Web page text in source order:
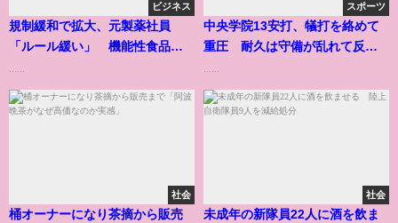
ビジネス
規制緩和で拡大、元製薬社員
「ルール緩い」 機能性食品ど
スポーツ
中央学院13安打、犠打を絡めて
重圧 耐久は守備が乱れて反撃
社会
桶オーナーになり茶摘から販売
社会
未成年の新隊員22人に酒を飲ま